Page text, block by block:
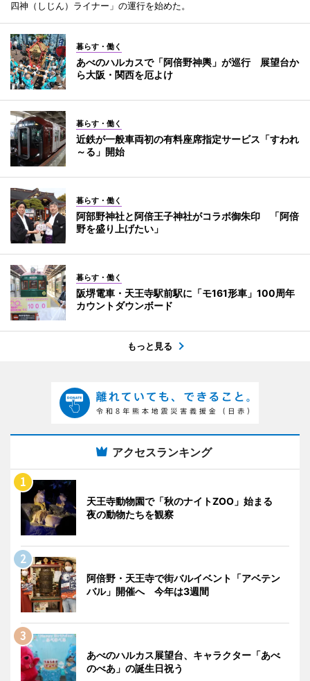
四神（しじん）ライナー」の運行を始めた。
暮らす・働く
あべのハルカスで「阿倍野神輿」が巡行 展望台か
ら大阪・関西を厄よけ
暮らす・働く
近鉄が一般車両初の有料座席指定サービス「すわれ
～る」開始
暮らす・働く
阿部野神社と阿倍王子神社がコラボ御朱印 「阿倍
野を盛り上げたい」
暮らす・働く
阪堺電車・天王寺駅前駅に「モ161形車」100周年
カウントダウンボード
もっと見る
アクセスランキング
天王寺動物園で「秋のナイトZOO」始まる
夜の動物たちを観察
阿倍野・天王寺で街バルイベント「アベテン
バル」開催へ 今年は3週間
あべのハルカス展望台、キャラクター「あべ
のべあ」の誕生日祝う